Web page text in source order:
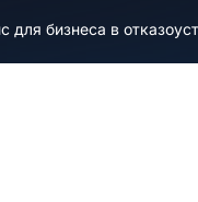
бизнеса в